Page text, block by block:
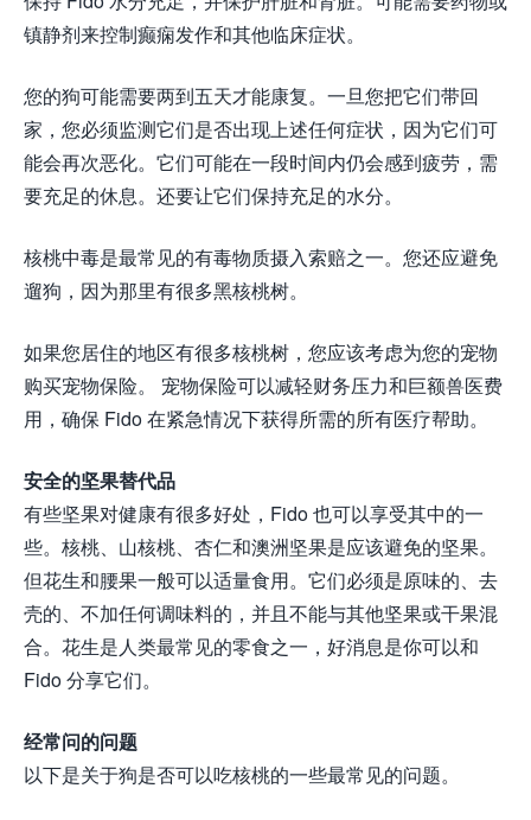
镇静剂来控制癫痫发作和其他临床症状。
您的狗可能需要两到五天才能康复。一旦您把它们带回
家，您必须监测它们是否出现上述任何症状，因为它们可
能会再次恶化。它们可能在一段时间内仍会感到疲劳，需
要充足的休息。还要让它们保持充足的水分。
核桃中毒是最常见的有毒物质摄入索赔之一。您还应避免
遛狗，因为那里有很多黑核桃树。
如果您居住的地区有很多核桃树，您应该考虑为您的宠物
购买宠物保险。 宠物保险可以减轻财务压力和巨额兽医费
用，确保 Fido 在紧急情况下获得所需的所有医疗帮助。
安全的坚果替代品
有些坚果对健康有很多好处，Fido 也可以享受其中的一
些。核桃、山核桃、杏仁和澳洲坚果是应该避免的坚果。
但花生和腰果一般可以适量食用。它们必须是原味的、去
壳的、不加任何调味料的，并且不能与其他坚果或干果混
合。花生是人类最常见的零食之一，好消息是你可以和
Fido 分享它们。
经常问的问题
以下是关于狗是否可以吃核桃的一些最常见的问题。